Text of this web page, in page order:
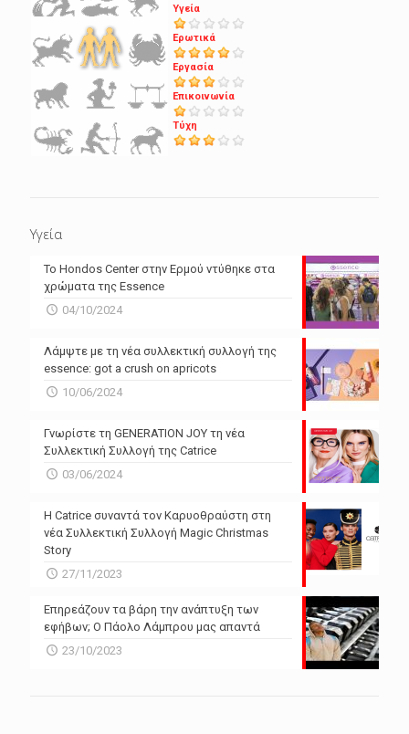
Υγεία
Ερωτικά
Εργασία
Επικοινωνία
Τύχη
Υγεία
Το Hondos Center στην Ερμού ντύθηκε στα
χρώματα της Essence
04/10/2024
Λάμψτε με τη νέα συλλεκτική συλλογή της
essence: got a crush on apricots
10/06/2024
Γνωρίστε τη GENERATION JOY τη νέα
Συλλεκτική Συλλογή της Catrice
03/06/2024
Η Catrice συναντά τον Καρυοθραύστη στη
νέα Συλλεκτική Συλλογή Magic Christmas
Story
27/11/2023
Επηρεάζουν τα βάρη την ανάπτυξη των
εφήβων; Ο Πάολο Λάμπρου μας απαντά
23/10/2023